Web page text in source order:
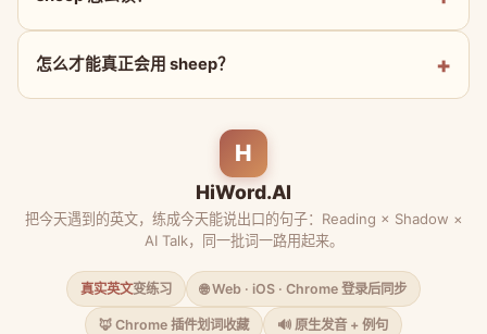
怎么才能真正会用 sheep？
H
HiWord.AI
把今天遇到的英文，练成今天能说出口的句子：Reading × Shadow ×
AI Talk，同一批词一路用起来。
真实英文变练习 🌐 Web · iOS · Chrome 登录后同步
🦊 Chrome 插件划词收藏 🔊 原生发音 + 例句